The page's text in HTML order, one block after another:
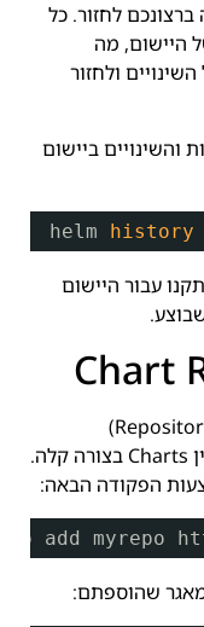
לחזור. כל
היישום, מה
ולחזור
והשינויים ביישום
helm history
עבור היישום
Helm תומך בניהול מאגרי חבילות (Repositories)
המאפשרים לכם לאחסן, לשתף ולהתקין Charts בצורה קלה.
הפקודה הבאה:
add myrepo